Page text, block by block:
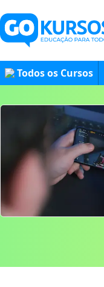
Todos os Cursos